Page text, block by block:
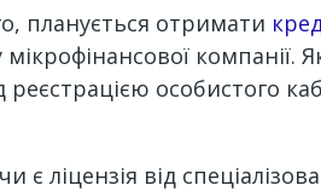
планується отримати
мікрофінансової
реєстрацією особистого
є ліцензія від